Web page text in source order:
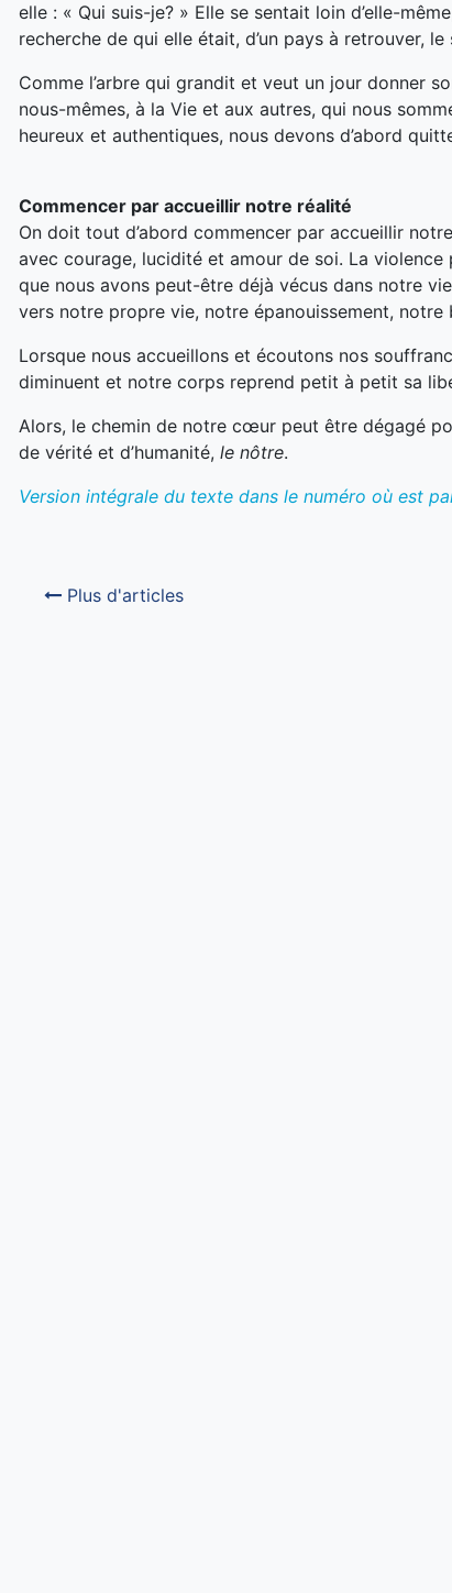
elle : « Qui suis-je? » Elle se sentait loin d’elle-
recherche de qui elle était, d’un pays à retrouver, le
Comme l’arbre qui grandit et veut un jour donner
nous-mêmes, à la Vie et aux autres, qui nous
heureux et authentiques, nous devons d’abord
Commencer par accueillir notre réalité
On doit tout d’abord commencer par accueillir
avec courage, lucidité et amour de soi. La
que nous avons peut-être déjà vécus dans notre
vers notre propre vie, notre épanouissement, notre
Lorsque nous accueillons et écoutons nos
diminuent et notre corps reprend petit à petit sa
Alors, le chemin de notre cœur peut être dégagé
de vérité et d’humanité, le nôtre.
Version intégrale du texte dans le numéro où est
Plus d'articles